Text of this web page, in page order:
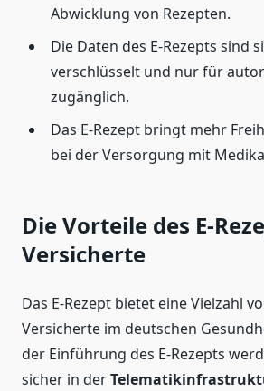
Abwicklung von Rezepten.
Die Daten des E-Rezepts sind
verschlüsselt und nur für
zugänglich.
Das E-Rezept bringt mehr
bei der Versorgung mit
Die Vorteile des E-
Versicherte
Das E-Rezept bietet eine Vielzahl
Versicherte im deutschen
der Einführung des E-Rezepts
sicher in der